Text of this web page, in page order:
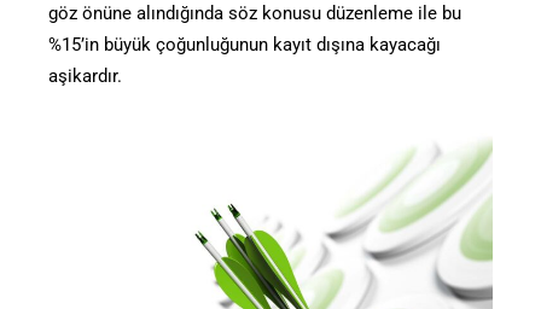
göz önüne alındığında söz konusu düzenleme ile bu
%15’in büyük çoğunluğunun kayıt dışına kayacağı
aşikardır.